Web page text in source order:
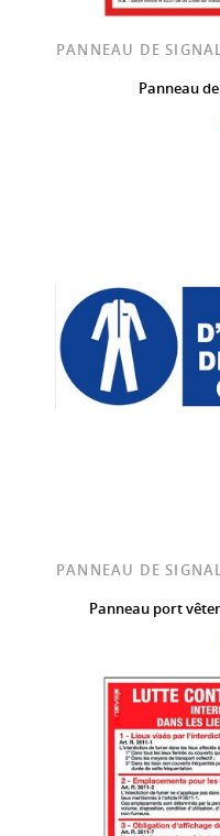
PANNEAU DE
Panneau
PANNEAU DE
Panneau port